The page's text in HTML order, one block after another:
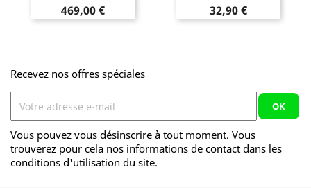
Prix
469,00 € Prix
32,90 €
Recevez nos offres spéciales
Vous pouvez vous désinscrire à tout moment. Vous
trouverez pour cela nos informations de contact dans les
conditions d'utilisation du site.